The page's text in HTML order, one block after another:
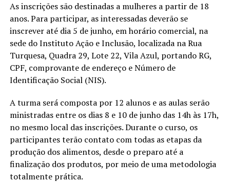
As inscrições são destinadas a mulheres a partir de 18
anos. Para participar, as interessadas ​​​​​​deverão se
inscrever até dia 5 de junho, em horário comercial, na
sede do Instituto Ação e Inclusão, localizada na Rua
Turquesa, Quadra 29, Lote 22, Vila Azul, portando RG,
CPF, comprovante de endereço e Número de
Identificação Social (NIS).
A turma será composta por 12 alunos e as aulas serão
ministradas entre os dias 8 e 10 de junho das 14h às 17h,
no mesmo local das inscrições. Durante o curso, os
participantes terão contato com todas as etapas da
produção dos alimentos, desde o preparo até a
finalização dos produtos, por meio de uma metodologia
totalmente prática.